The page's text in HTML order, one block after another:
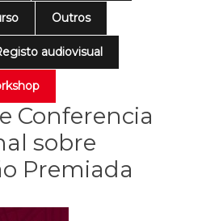
Outros
audiovisual
Conferencia
sobre
Premiada